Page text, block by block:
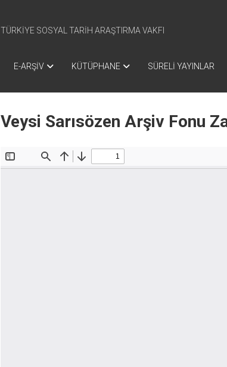
TÜRKİYE SOSYAL TARİH ARAŞTIRMA VAKFI
E-ARŞİV KÜTÜPHANE SÜRELİ YAYINLAR
Veysi Sarısözen Arşiv Fonu